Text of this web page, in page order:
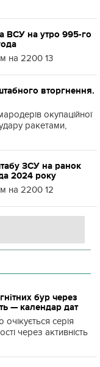
ВСУ на утро 995-го
на 2200 13
вторгнення.
окупаційної
ракетами,
ЗСУ на ранок
2024 року
на 2200 12
бур через
— календар дат
серія
через активність